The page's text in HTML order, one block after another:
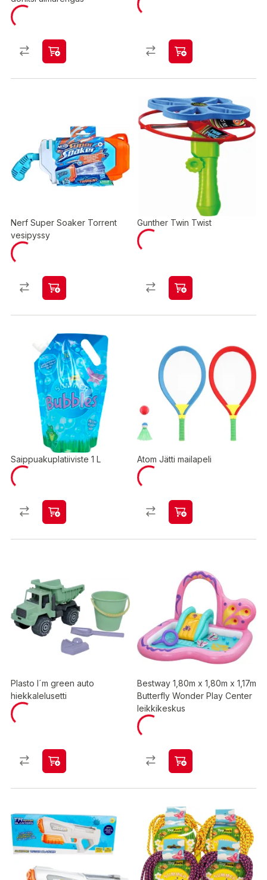
Nerf Super Soaker Torrent
vesipyssy
Gunther Twin Twist
Saippuakuplatiiviste 1 L Atom Jätti mailapeli
Plasto I´m green auto
hiekkalelusetti
Bestway 1,80m x 1,80m x 1,17m
Butterfly Wonder Play Center
leikkikeskus